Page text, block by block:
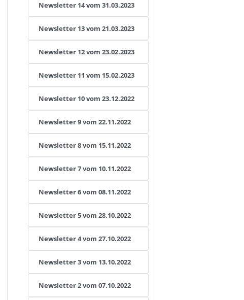
Newsletter 14 vom 31.03.2023
Newsletter 13 vom 21.03.2023
Newsletter 12 vom 23.02.2023
Newsletter 11 vom 15.02.2023
Newsletter 10 vom 23.12.2022
Newsletter 9 vom 22.11.2022
Newsletter 8 vom 15.11.2022
Newsletter 7 vom 10.11.2022
Newsletter 6 vom 08.11.2022
Newsletter 5 vom 28.10.2022
Newsletter 4 vom 27.10.2022
Newsletter 3 vom 13.10.2022
Newsletter 2 vom 07.10.2022